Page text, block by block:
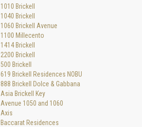
1010 Brickell
1040 Brickell
1060 Brickell Avenue
1100 Millecento
1414 Brickell
2200 Brickell
500 Brickell
619 Brickell Residences NOBU
888 Brickell Dolce & Gabbana
Asia Brickell Key
Avenue 1050 and 1060
Axis
Baccarat Residences